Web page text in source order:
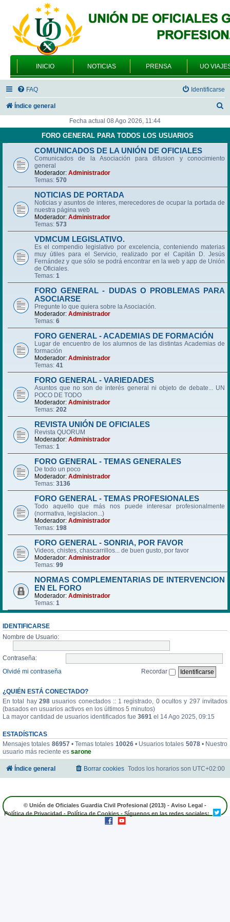
INICIO NOTICIAS PRENSA UO
FAQ Identificarse
Índice general
c
Fecha actual 08 Ago 2026, 11:44
FORO GENERAL PARA TODOS LOS USUARIOS
COMUNICADOS DE LA UNIÓN DE OFICIALES
Comunicados de la Asociación para difusion y conocimiento
general
Moderador: Administrador
Temas: 570
NOTICIAS DE PORTADA
Noticias y asuntos de interes, merecedores de ocupar la portada de
nuestra página web
Moderador: Administrador
Temas: 573
VDMCUM LEGISLATIVO.
Es el compendio legislativo por excelencia, conteniendo materias
muy útiles para el Servicio, realizado por el Capitán D. Jesús
Fernández y que sólo se podrá encontrar en la web y app de Unión
de Oficiales.
Temas: 1
FORO GENERAL - DUDAS O PROBLEMAS PARA
ASOCIARSE
Pregunte lo que quiera sobre la Asociación.
Moderador: Administrador
Temas: 6
FORO GENERAL - ACADEMIAS DE FORMACIÓN
Lugar de encuentro de los alumnos de las distintas Academias de
formación
Moderador: Administrador
Temas: 41
FORO GENERAL - VARIEDADES
Asuntos que no son de interés general ni objeto de debate... UN
POCO DE TODO
Moderador: Administrador
Temas: 202
REVISTA UNIÓN DE OFICIALES
Revista QUORUM
Moderador: Administrador
Temas: 1
FORO GENERAL - TEMAS GENERALES
De todo un poco
Moderador: Administrador
Temas: 3136
FORO GENERAL - TEMAS PROFESIONALES
Todo aquello que más nos puede interesar profesionalmente
(normativa, legislacion...)
Moderador: Administrador
Temas: 198
FORO GENERAL - SONRIA, POR FAVOR
Videos, chistes, chascarrillos... de buen gusto, por favor
Moderador: Administrador
Temas: 99
NORMAS COMPLEMENTARIAS DE INTERVENCION
EN EL FORO
Moderador: Administrador
Temas: 1
IDENTIFICARSE
Nombre de Usuario:
Contraseña:
Olvidé mi contraseña
Recordar
¿QUIÉN ESTÁ CONECTADO?
En total hay 298usuarios conectados :: 1 registrado, 0 ocultos y 297 invitados
(basados en usuarios activos en los últimos 5 minutos)
La mayor cantidad de usuarios identificados fue 3691 el 14 Ago 2025, 09:15
ESTADÍSTICAS
Mensajes totales 86957• Temas totales 10026• Usuarios totales 5078• Nuestro
usuario más reciente es sarone
Índice general Todos los horarios son UTC+02:00
Borrar cookies
© Unión de Oficiales Guardia Civil Profesional (2013) - Aviso Legal -
Política de Privacidad - Política de Cookies - Síguenos en las redes sociales: